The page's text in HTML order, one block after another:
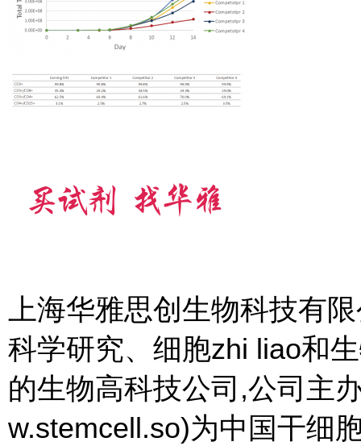
上海华雅思创生物科技有
科学研究、细胞zhi liao和
的生物高科技公司,公司主
w.stemcell.so)为中国干细